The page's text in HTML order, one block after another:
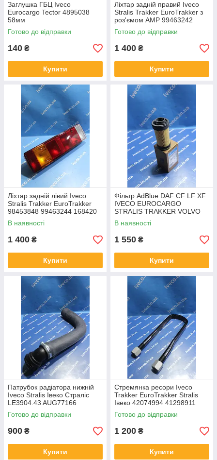
Заглушка ГБЦ Iveco
Eurocargo Tector 4895038
58мм
Готово до відправки
140 ₴
Купити
Ліхтар задній правий Iveco
Stralis Trakker EuroTrakker з
роз'ємом AMP 99463242
168460 504094705 98445606
99463245
Готово до відправки
1 400 ₴
Купити
Ліхтар задній лівий Iveco
Stralis Trakker EuroTrakker
98453848 99463244 168420
99463243 з роз'ємом AMP
В наявності
1 400 ₴
Купити
Фільтр AdBlue DAF CF LF XF
IVECO EUROCARGO
STRALIS TRAKKER VOLVO
FH FM FMX 1847823
5801667204 21496419
В наявності
1 550 ₴
Купити
Патрубок радіатора нижній
Iveco Stralis Івеко Страліс
LE3904.43 AUG77166
41218106 061.383
Готово до відправки
900 ₴
Купити
Стремянка ресори Iveco
Trakker EuroTrakker Stralis
Івеко 42074994 41298911
42079550 500099283
500041537 M24X2x102x340
Готово до відправки
1 200 ₴
Купити